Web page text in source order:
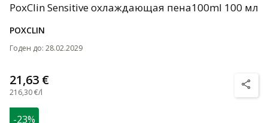
PoxClin Sensitive охлаждающая пена100ml 100 мл
POXCLIN
Годен до: 28.02.2029
21,63 €
216,30 €/l nõuanne
-23%